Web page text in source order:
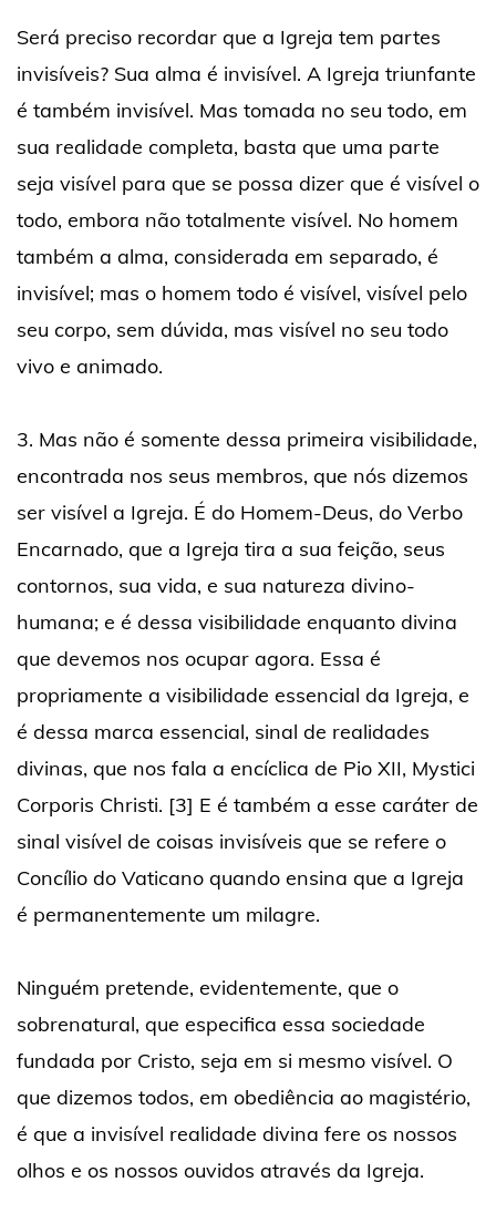
Será preciso recordar que a Igreja tem partes
invisíveis? Sua alma é invisível. A Igreja triunfante
é também invisível. Mas tomada no seu todo, em
sua realidade completa, basta que uma parte
seja visível para que se possa dizer que é visível o
todo, embora não totalmente visível. No homem
também a alma, considerada em separado, é
invisível; mas o homem todo é visível, visível pelo
seu corpo, sem dúvida, mas visível no seu todo
vivo e animado.
3. Mas não é somente dessa primeira visibilidade,
encontrada nos seus membros, que nós dizemos
ser visível a Igreja. É do Homem-Deus, do Verbo
Encarnado, que a Igreja tira a sua feição, seus
contornos, sua vida, e sua natureza divino-
humana; e é dessa visibilidade enquanto divina
que devemos nos ocupar agora. Essa é
propriamente a visibilidade essencial da Igreja, e
é dessa marca essencial, sinal de realidades
divinas, que nos fala a encíclica de Pio XII, Mystici
Corporis Christi. [3] E é também a esse caráter de
sinal visível de coisas invisíveis que se refere o
Concílio do Vaticano quando ensina que a Igreja
é permanentemente um milagre.
Ninguém pretende, evidentemente, que o
sobrenatural, que especifica essa sociedade
fundada por Cristo, seja em si mesmo visível. O
que dizemos todos, em obediência ao magistério,
é que a invisível realidade divina fere os nossos
olhos e os nossos ouvidos através da Igreja.